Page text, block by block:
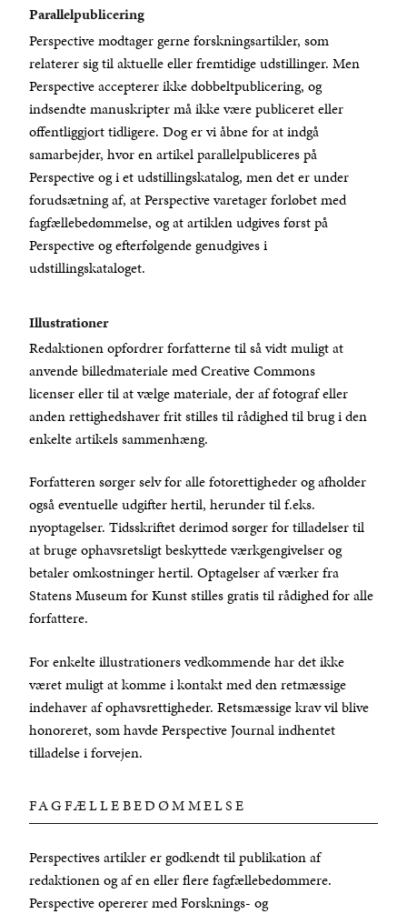
Parallelpublicering
Perspective modtager gerne forskningsartikler, som
relaterer sig til aktuelle eller fremtidige udstillinger. Men
Perspective accepterer ikke dobbeltpublicering, og
indsendte manuskripter må ikke være publiceret eller
offentliggjort tidligere. Dog er vi åbne for at indgå
samarbejder, hvor en artikel parallelpubliceres på
Perspective og i et udstillingskatalog, men det er under
forudsætning af, at Perspective varetager forløbet med
fagfællebedømmelse, og at artiklen udgives først på
Perspective og efterfølgende genudgives i
udstillingskataloget.
Illustrationer
Redaktionen opfordrer forfatterne til så vidt muligt at
anvende billedmateriale med Creative Commons
licenser eller til at vælge materiale, der af fotograf eller
anden rettighedshaver frit stilles til rådighed til brug i den
enkelte artikels sammenhæng.
Forfatteren sørger selv for alle fotorettigheder og afholder
også eventuelle udgifter hertil, herunder til f.eks.
nyoptagelser. Tidsskriftet derimod sørger for tilladelser til
at bruge ophavsretsligt beskyttede værkgengivelser og
betaler omkostninger hertil. Optagelser af værker fra
Statens Museum for Kunst stilles gratis til rådighed for alle
forfattere.
For enkelte illustrationers vedkommende har det ikke
været muligt at komme i kontakt med den retmæssige
indehaver af ophavsrettigheder. Retsmæssige krav vil blive
honoreret, som havde Perspective Journal indhentet
tilladelse i forvejen.
FAGFÆLLEBEDØMMELSE
Perspectives artikler er godkendt til publikation af
redaktionen og af en eller flere fagfællebedømmere.
Perspective opererer med Forsknings- og